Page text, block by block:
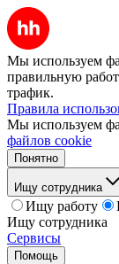
Мы используем
правильную
трафик.
Правила
Мы используем
файлов cookie
Понятно
Ищу сотрудника
Ищу работу
Ищу сотрудника
Сервисы
Помощь